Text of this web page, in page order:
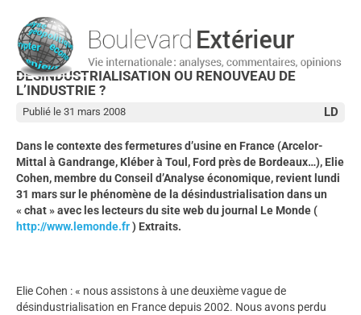
DÉSINDUSTRIALISATION OU RENOUVEAU DE
L’INDUSTRIE ?
LD
Publié le 31 mars 2008
Dans le contexte des fermetures d’usine en France (Arcelor-
Mittal à Gandrange, Kléber à Toul, Ford près de Bordeaux…), Elie
Cohen, membre du Conseil d’Analyse économique, revient lundi
31 mars sur le phénomène de la désindustrialisation dans un
« chat » avec les lecteurs du site web du journal Le Monde (
http://www.lemonde.fr) Extraits.
Elie Cohen : « nous assistons à une deuxième vague de
désindustrialisation en France depuis 2002. Nous avons perdu